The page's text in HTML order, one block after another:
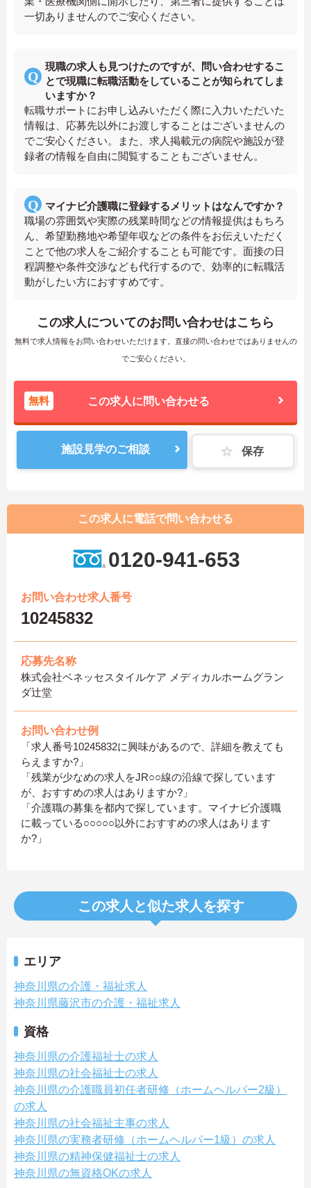
一切ありませんのでご安心ください。
現職の求人も見つけたのですが、問い合わせするこ
とで現職に転職活動をしていることが知られてしま
いますか？
転職サポートにお申し込みいただく際に入力いただいた
情報は、応募先以外にお渡しすることはございませんの
でご安心ください。また、求人掲載元の病院や施設が登
録者の情報を自由に閲覧することもございません。
マイナビ介護職に登録するメリットはなんですか？
職場の雰囲気や実際の残業時間などの情報提供はもちろ
ん、希望勤務地や希望年収などの条件をお伝えいただく
ことで他の求人をご紹介することも可能です。面接の日
程調整や条件交渉なども代行するので、効率的に転職活
動がしたい方におすすめです。
この求人についてのお問い合わせはこちら
無料で求人情報をお問い合わせいただけます。直接の問い合わせではありませんの
でご安心ください。
無料 この求人に問い合わせる
施設見学のご相談 保存
この求人に電話で問い合わせる
0120-941-653
お問い合わせ求人番号
10245832
応募先名称
株式会社ベネッセスタイルケア メディカルホームグラン
ダ辻堂
お問い合わせ例
「求人番号10245832に興味があるので、詳細を教えても
らえますか?」
「残業が少なめの求人をJR○○線の沿線で探しています
が、おすすめの求人はありますか?」
「介護職の募集を都内で探しています。マイナビ介護職
に載っている○○○○○以外におすすめの求人はあります
か?」
この求人と似た求人を探す
エリア
神奈川県の介護・福祉求人
神奈川県藤沢市の介護・福祉求人
資格
神奈川県の介護福祉士の求人
神奈川県の社会福祉士の求人
神奈川県の介護職員初任者研修（ホームヘルパー2級）
の求人
神奈川県の社会福祉主事の求人
神奈川県の実務者研修（ホームヘルパー1級）の求人
神奈川県の精神保健福祉士の求人
神奈川県の無資格OKの求人